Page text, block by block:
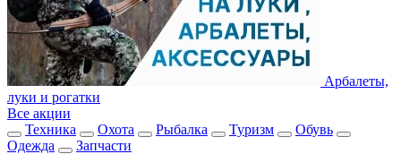
Арбалеты,
луки и рогатки
Все акции
Техника
Охота Рыбалка Туризм
Обувь
Одежда
Запчасти